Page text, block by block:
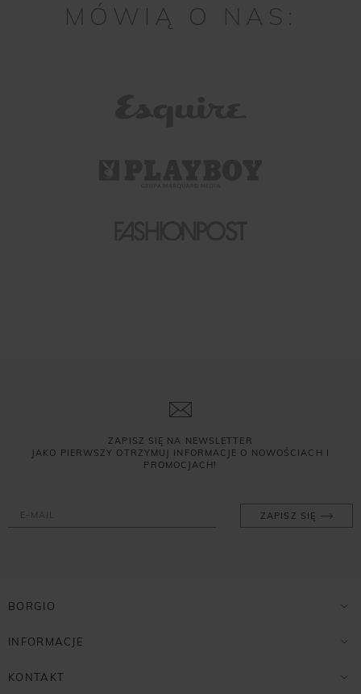
MÓWIĄ O NAS:
ZAPISZ SIĘ NA NEWSLETTER
JAKO PIERWSZY OTRZYMUJ INFORMACJE O NOWOŚCIACH I
PROMOCJACH!
ZAPISZ SIĘ
BORGIO
INFORMACJE
KONTAKT